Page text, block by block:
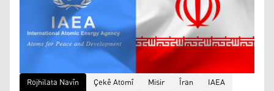
Rojhilata Navîn Çekê Atomî Misir Îran IAEA